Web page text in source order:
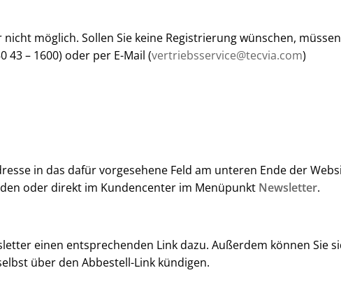
möglich. Sollen Sie keine Registrierung wünschen,
43 – 1600) oder per E-Mail (vertriebsservice@tecvia.com)
in das dafür vorgesehene Feld am unteren Ende der
oder direkt im Kundencenter im Menüpunkt Newsletter.
einen entsprechenden Link dazu. Außerdem können Sie
über den Abbestell-Link kündigen.